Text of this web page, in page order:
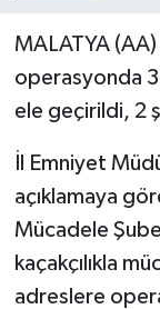
MALATYA
operasyonda
ele geçirildi, 2
İl Emniyet
açıklamaya
Mücadele
kaçakçılıkla
adreslere
Sağlık
Teknoloji
Yaşam